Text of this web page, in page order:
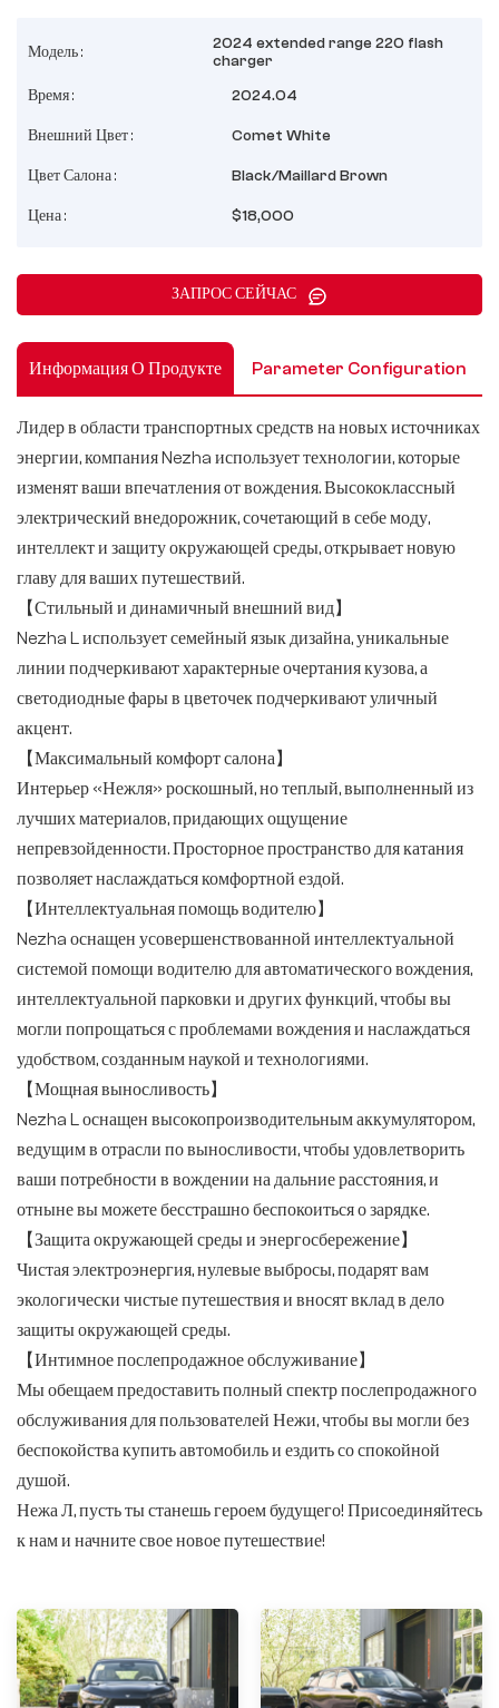
Модель :
2024 extended range 220 flash
charger
Время :
2024.04
Внешний Цвет : Comet White
Цвет Салона : Black/Maillard Brown
Цена : $18,000
ЗАПРОС СЕЙЧАС
Информация О Продукте Parameter Configuration
Лидер в области транспортных средств на новых источниках
энергии, компания Nezha использует технологии, которые
изменят ваши впечатления от вождения. Высококлассный
электрический внедорожник, сочетающий в себе моду,
интеллект и защиту окружающей среды, открывает новую
главу для ваших путешествий.
【Стильный и динамичный внешний вид】
Nezha L использует семейный язык дизайна, уникальные
линии подчеркивают характерные очертания кузова, а
светодиодные фары в цветочек подчеркивают уличный
акцент.
【Максимальный комфорт салона】
Интерьер «Нежля» роскошный, но теплый, выполненный из
лучших материалов, придающих ощущение
непревзойденности. Просторное пространство для катания
позволяет наслаждаться комфортной ездой.
【Интеллектуальная помощь водителю】
Nezha оснащен усовершенствованной интеллектуальной
системой помощи водителю для автоматического вождения,
интеллектуальной парковки и других функций, чтобы вы
могли попрощаться с проблемами вождения и наслаждаться
удобством, созданным наукой и технологиями.
【Мощная выносливость】
Nezha L оснащен высокопроизводительным аккумулятором,
ведущим в отрасли по выносливости, чтобы удовлетворить
ваши потребности в вождении на дальние расстояния, и
отныне вы можете бесстрашно беспокоиться о зарядке.
【Защита окружающей среды и энергосбережение】
Чистая электроэнергия, нулевые выбросы, подарят вам
экологически чистые путешествия и вносят вклад в дело
защиты окружающей среды.
【Интимное послепродажное обслуживание】
Мы обещаем предоставить полный спектр послепродажного
обслуживания для пользователей Нежи, чтобы вы могли без
беспокойства купить автомобиль и ездить со спокойной
душой.
Нежа Л, пусть ты станешь героем будущего! Присоединяйтесь
к нам и начните свое новое путешествие!